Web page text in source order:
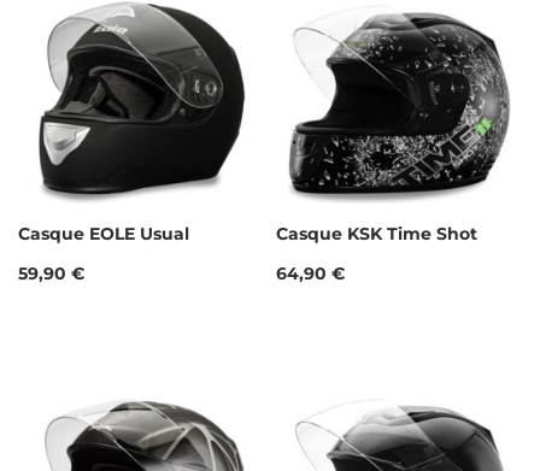
Casque EOLE Usual
Prix
59,90 €
Casque KSK Time Shot
Prix
64,90 €